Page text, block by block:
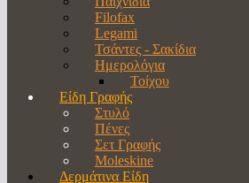
Filofax
Legami
Τσάντες - Σακίδια
Ημερολόγια
Τοίχου
Είδη Γραφής
Στυλό
Πένες
Σετ Γραφής
Moleskine
Δερμάτινα Είδη